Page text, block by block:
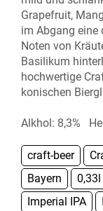
Grapefruit,
im Abgang eine
Noten von
Basilikum
hochwertige
konischen
Alkhol: 8,3%
craft-beer
Bayern
Imperial IPA